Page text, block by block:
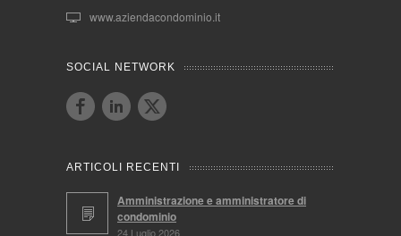
www.aziendacondominio.it
SOCIAL NETWORK
ARTICOLI RECENTI
Amministrazione e amministratore di
condominio
24 Luglio 2026